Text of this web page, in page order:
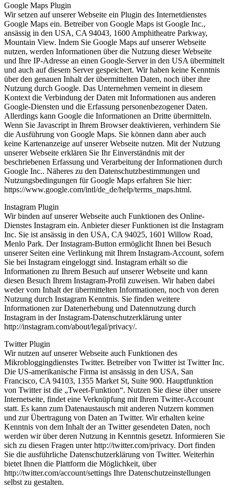
Google Maps Plugin
Wir setzen auf unserer Webseite ein Plugin des Internetdienstes
Google Maps ein. Betreiber von Google Maps ist Google Inc.,
ansässig in den USA, CA 94043, 1600 Amphitheatre Parkway,
Mountain View. Indem Sie Google Maps auf unserer Webseite
nutzen, werden Informationen über die Nutzung dieser Webseite
und Ihre IP-Adresse an einen Google-Server in den USA übermittelt
und auch auf diesem Server gespeichert. Wir haben keine Kenntnis
über den genauen Inhalt der übermittelten Daten, noch über ihre
Nutzung durch Google. Das Unternehmen verneint in diesem
Kontext die Verbindung der Daten mit Informationen aus anderen
Google-Diensten und die Erfassung personenbezogener Daten.
Allerdings kann Google die Informationen an Dritte übermitteln.
Wenn Sie Javascript in Ihrem Browser deaktivieren, verhindern Sie
die Ausführung von Google Maps. Sie können dann aber auch
keine Kartenanzeige auf unserer Webseite nutzen. Mit der Nutzung
unserer Webseite erklären Sie Ihr Einverständnis mit der
beschriebenen Erfassung und Verarbeitung der Informationen durch
Google Inc.. Näheres zu den Datenschutzbestimmungen und
Nutzungsbedingungen für Google Maps erfahren Sie hier:
https://www.google.com/intl/de_de/help/terms_maps.html.
Instagram Plugin
Wir binden auf unserer Webseite auch Funktionen des Online-
Dienstes Instagram ein. Anbieter dieser Funktionen ist die Instagram
Inc. Sie ist ansässig in den USA, CA 94025, 1601 Willow Road,
Menlo Park. Der Instagram-Button ermöglicht Ihnen bei Besuch
unserer Seiten eine Verlinkung mit Ihrem Instagram-Account, sofern
Sie bei Instagram eingeloggt sind. Instagram erhält so die
Informationen zu Ihrem Besuch auf unserer Webseite und kann
diesen Besuch Ihrem Instagram-Profil zuweisen. Wir haben dabei
weder vom Inhalt der übermittelten Informationen, noch von deren
Nutzung durch Instagram Kenntnis. Sie finden weitere
Informationen zur Datenerhebung und Datennutzung durch
Instagram in der Instagram-Datenschutzerklärung unter
http://instagram.com/about/legal/privacy/.
Twitter Plugin
Wir nutzen auf unserer Webseite auch Funktionen des
Mikrobloggingdienstes Twitter. Betreiber von Twitter ist Twitter Inc.
Die US-amerikanische Firma ist ansässig in den USA, San
Francisco, CA 94103, 1355 Market St, Suite 900. Hauptfunktion
von Twitter ist die „Tweet-Funktion“. Nutzen Sie diese über unsere
Internetseite, findet eine Verknüpfung mit Ihrem Twitter-Account
statt. Es kann zum Datenaustausch mit anderen Nutzern kommen
und zur Übertragung von Daten an Twitter. Wir erhalten keine
Kenntnis von dem Inhalt der an Twitter gesendeten Daten, noch
werden wir über deren Nutzung in Kenntnis gesetzt. Informieren Sie
sich zu diesen Fragen unter http://twitter.com/privacy. Dort finden
Sie die ausführliche Datenschutzerklärung von Twitter. Weiterhin
bietet Ihnen die Plattform die Möglichkeit, über
http://twitter.com/account/settings Ihre Datenschutzeinstellungen
selbst zu gestalten.